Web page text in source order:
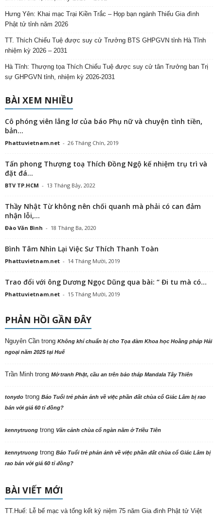
Hưng Yên: Khai mạc Trại Kiền Trắc – Họp bạn ngành Thiếu Gia đình
Phật tử tỉnh năm 2026
TT. Thích Chiếu Tuệ được suy cử Trưởng BTS GHPGVN tỉnh Hà Tĩnh
nhiệm kỳ 2026 – 2031
Hà Tĩnh: Thượng tọa Thích Chiếu Tuệ được suy cử tân Trưởng ban Trị
sự GHPGVN tỉnh, nhiệm kỳ 2026-2031
BÀI XEM NHIỀU
Cô phóng viên lẳng lơ của báo Phụ nữ và chuyện tình tiền,
bản...
Phattuvietnam.net - 26 Tháng Chín, 2019
Tấn phong Thượng toạ Thích Đồng Ngộ kế nhiệm trụ trì và
đặt đá...
BTV TP.HCM - 13 Tháng Bảy, 2022
Thầy Nhật Từ không nên chối quanh mà phải có can đảm
nhận lỗi,...
Đào Văn Bình - 18 Tháng Ba, 2020
Bình Tâm Nhìn Lại Việc Sư Thích Thanh Toàn
Phattuvietnam.net - 14 Tháng Mười, 2019
Trao đổi với ông Dương Ngọc Dũng qua bài: “ Đi tu mà có...
Phattuvietnam.net - 15 Tháng Mười, 2019
PHẢN HỒI GẦN ĐÂY
Nguyên Cần trong Không khí chuẩn bị cho Tọa đàm Khoa học Hoằng pháp Hải
ngoại năm 2025 tại Huế
Trần Minh trong Mở tranh Phật, cầu an trên bảo tháp Mandala Tây Thiên
tonydo trong Báo Tuổi trẻ phản ảnh về việc phần đất chùa cổ Giác Lâm bị rao
bán với giá 60 tỉ đồng?
kennytruong trong Vãn cảnh chùa cổ ngàn năm ở Triều Tiên
kennytruong trong Báo Tuổi trẻ phản ảnh về việc phần đất chùa cổ Giác Lâm bị
rao bán với giá 60 tỉ đồng?
BÀI VIẾT MỚI
TT.Huế: Lễ bế mạc và tổng kết kỷ niệm 75 năm Gia đình Phật tử Việt